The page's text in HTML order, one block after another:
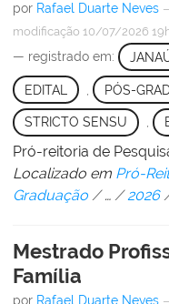
por Rafael Duarte Neves
modificação 10/07/2026
— registrado em:
EDITAL PÓS-
STRICTO SENSU ,
Pró-reitoria de
Localizado em Pró-
Graduação /… /2026
Mestrado
Família
por Rafael Duarte Neves